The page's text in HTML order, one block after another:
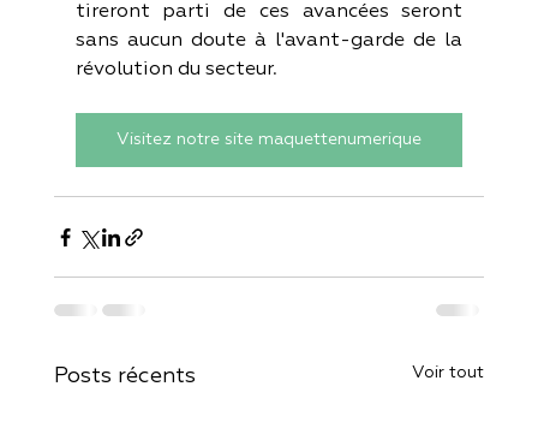
tireront parti de ces avancées seront
sans aucun doute à l'avant-garde de la
révolution du secteur.
Visitez notre site maquettenumerique
Posts récents Voir tout